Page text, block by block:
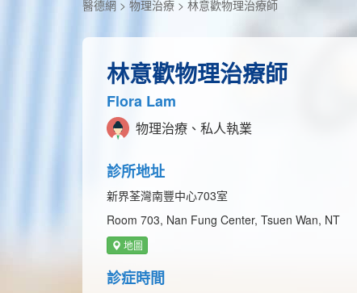
醫德網 物理治療 林意歡物理治療師
林意歡物理治療師
Flora Lam
物理治療、私人執業
診所地址
新界荃灣南豐中心703室
Room 703, Nan Fung Center, Tsuen Wan, NT
地圖
診症時間